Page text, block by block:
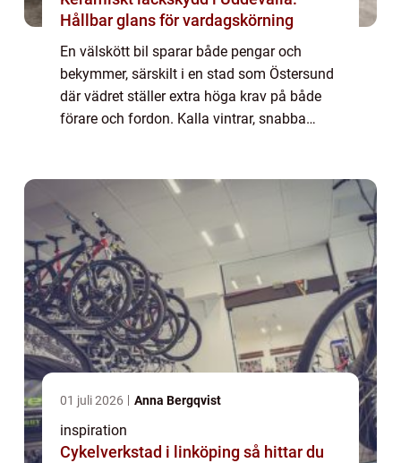
Hållbar glans för vardagskörning
En välskött bil sparar både pengar och
bekymmer, särskilt i en stad som Östersund
där vädret ställer extra höga krav på både
förare och fordon. Kalla vintrar, snabba
01 juli 2026 Anna Bergqvist
inspiration
Cykelverkstad i linköping så hittar du